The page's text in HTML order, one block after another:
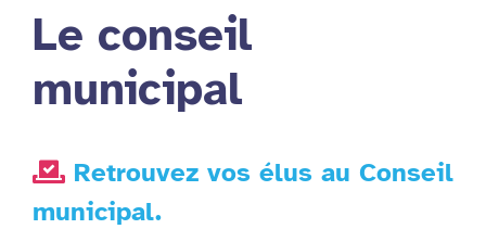
Le conseil
municipal
Retrouvez vos élus au Conseil
municipal.